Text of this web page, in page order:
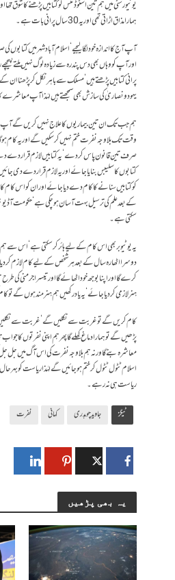
یونیورسٹی میں ہم تین اسٹوڈنٹس کو کتابیں پڑھنے کا شوق
ہمارا مذاق اڑاتی تھی اور یہ 30 سال پرانی بات ہے۔
آپ آج کا اندازہ خود لگا لیجیے‘ اسلام آباد شہر میں
اور آپ کو وہاں بھی دس پندرہ سے زیادہ لوگ نہیں ملتے‘ پیچھے
پرانی کتابیں پڑھتے ہیں ‘ مسلک سے باہر نکل کر پڑھنا ان
یہودونصاریٰ کی سازش بھی سمجھتے ہیں لہٰذاآپ معاشرے کا
ہم جب تک ان تین بیماریوں کا علاج نہیں کریں
وقت تک بلاوجہ نفرت ختم نہیں کر سکیں گے اور یہ کام
کتابوں کا سلیبس بنایا جائے اور یہ لازم قرار دے دی
کو کتابیں سنانے کا کام دے دیا جائے اور ان کو اس کام
کے بعد علم کی ترسیل بہت آسان ہو چکی ہے‘ حکومت
سکتی ہے۔
یہ یوٹیوبر بھی اس کام کے لیے ہائر کرسکتی ہے‘ اس
دوسرا اٹھارہ سال کے بعد ہر شخص کے لیے کام لازم کر دیا
کرے گا اور اپنا بوجھ خود اٹھائے گا اور تیسرا جرمنی کی
ہنر لازمی کر دیا جائے‘یہ یاد رکھیں ہم ہنر مند ہوں گے
کام کریں گے تو غربت سے نکلیں گے‘ غربت سے
پڑھیں گے توہمارا دماغ کھلے گاپھر ہم اپنی نفرتوں کا
معاشرہ بنے گا ورنہ ہم بلاوجہ نفرت کی اس آگ میں
اسلام ٹٹول ٹٹول کر ختم ہو جائیں گے لہٰذا ریاست کو
ریاست ہی نہ رہے۔
ٹیگز جاوید چوہدری کہانی نفرت
یہ بھی پڑھیں